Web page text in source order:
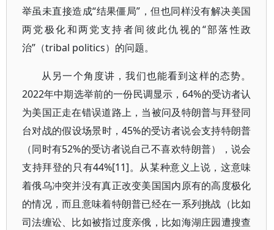
举虽未直接造成“结果僵局”，但也同样没有解决美国
两党极化和两党支持者间彼此仇视的“部落性政
治”（tribal politics）的问题。
从另一个角度讲，我们也能看到这样的态势。
2022年中期选举前的一份民调显示，64%的受访者认
为美国正走在错误道路上，当被问及特朗普与拜登同
台对战的假设场景时，45%的受访者说会支持特朗普
（同时有52%的受访者说自己不喜欢特朗普），说会
支持拜登的只有44%[11]。从某种意义上说，这意味
着俄乌冲突并没有真正改变美国国内原有的高度极化
的情况，而且意味着特朗普已经在一系列挑战（比如
司法缠讼、比如被指过度亲俄，比如海湖庄园遭搜查